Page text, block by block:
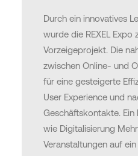
Durch ein innovatives
wurde die REXEL Expo
Vorzeigeprojekt. Die
zwischen Online- und
für eine gesteigerte
User Experience und
Geschäftskontakte. Ein
wie Digitalisierung
Veranstaltungen auf